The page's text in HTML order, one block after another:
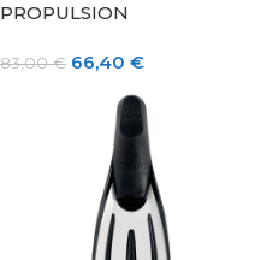
PROPULSION
83,00€ 66,40 €